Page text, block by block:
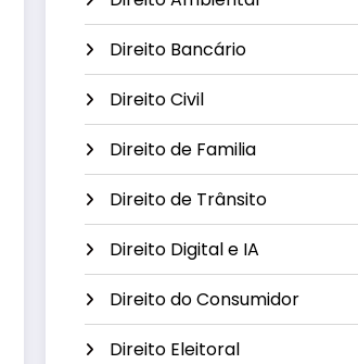
Direito Bancário
Direito Civil
Direito de Familia
Direito de Trânsito
Direito Digital e IA
Direito do Consumidor
Direito Eleitoral